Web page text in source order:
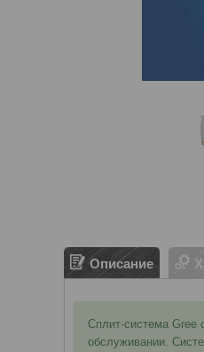
Описание
Сплит-система
обслуживании.